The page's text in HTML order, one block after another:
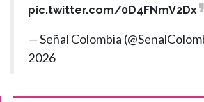
pic.twitter.com/0D4FNmV2Dx
— Señal Colombia
2026